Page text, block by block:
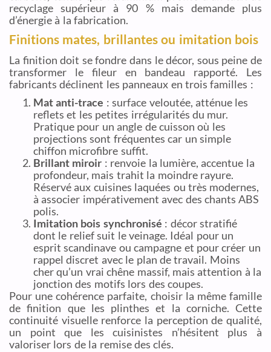
recyclage supérieur à 90 % mais demande plus
d’énergie à la fabrication.
Finitions mates, brillantes ou imitation bois
La finition doit se fondre dans le décor, sous peine de
transformer le fileur en bandeau rapporté. Les
fabricants déclinent les panneaux en trois familles :
Mat anti-trace : surface veloutée, atténue les
reflets et les petites irrégularités du mur.
Pratique pour un angle de cuisson où les
projections sont fréquentes car un simple
chiffon microfibre suffit.
Brillant miroir : renvoie la lumière, accentue la
profondeur, mais trahit la moindre rayure.
Réservé aux cuisines laquées ou très modernes,
à associer impérativement avec des chants ABS
polis.
Imitation bois synchronisé : décor stratifié
dont le relief suit le veinage. Idéal pour un
esprit scandinave ou campagne et pour créer un
rappel discret avec le plan de travail. Moins
cher qu’un vrai chêne massif, mais attention à la
jonction des motifs lors des coupes.
Pour une cohérence parfaite, choisir la même famille
de finition que les plinthes et la corniche. Cette
continuité visuelle renforce la perception de qualité,
un point que les cuisinistes n’hésitent plus à
valoriser lors de la remise des clés.